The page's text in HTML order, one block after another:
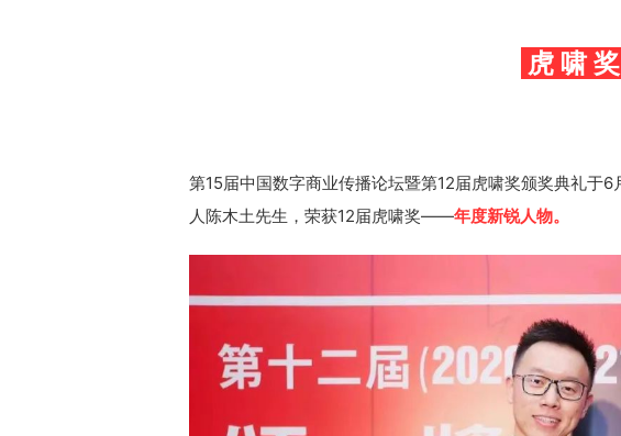
虎 啸 奖
第15届中国数字商业传播论坛暨第12届虎啸奖颁奖典礼于
人陈木土先生，荣获12届虎啸奖——年度新锐人物。